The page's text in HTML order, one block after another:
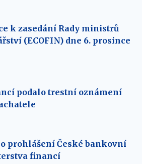
k zasedání Rady ministrů
(ECOFIN) dne 6. prosince
podalo trestní oznámení
prohlášení České bankovní
financí